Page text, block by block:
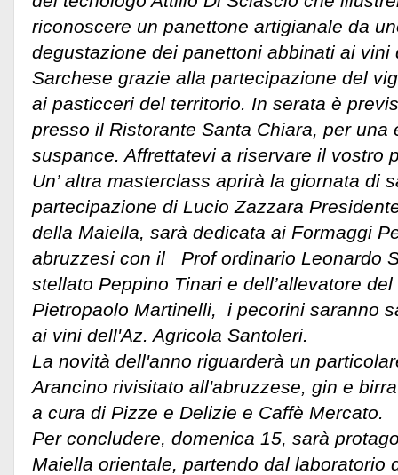
riconoscere un panettone artigianale da
degustazione dei panettoni abbinati ai vini
Sarchese grazie alla partecipazione del
ai pasticceri del territorio. In serata è
presso il Ristorante Santa Chiara, per una
suspance. Affrettatevi a riservare il vostro
Un’ altra masterclass aprirà la giornata di
partecipazione di Lucio Zazzara
della Maiella, sarà dedicata ai Formaggi
abruzzesi con il Prof ordinario Leonardo
stellato Peppino Tinari e dell’allevatore
Pietropaolo Martinelli, i pecorini saranno
ai vini dell'Az. Agricola Santoleri.
La novità dell'anno riguarderà un
Arancino rivisitato all'abruzzese, gin e
a cura di Pizze e Delizie e Caffè Mercato.
Per concludere, domenica 15, sarà
Maiella orientale, partendo dal laboratorio